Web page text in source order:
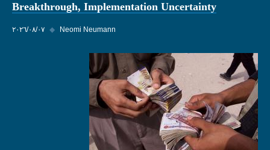
Breakthrough, Implementation Uncertainty
٠٧‏/٠٨‏/٢٠٢٦ Neomi Neumann